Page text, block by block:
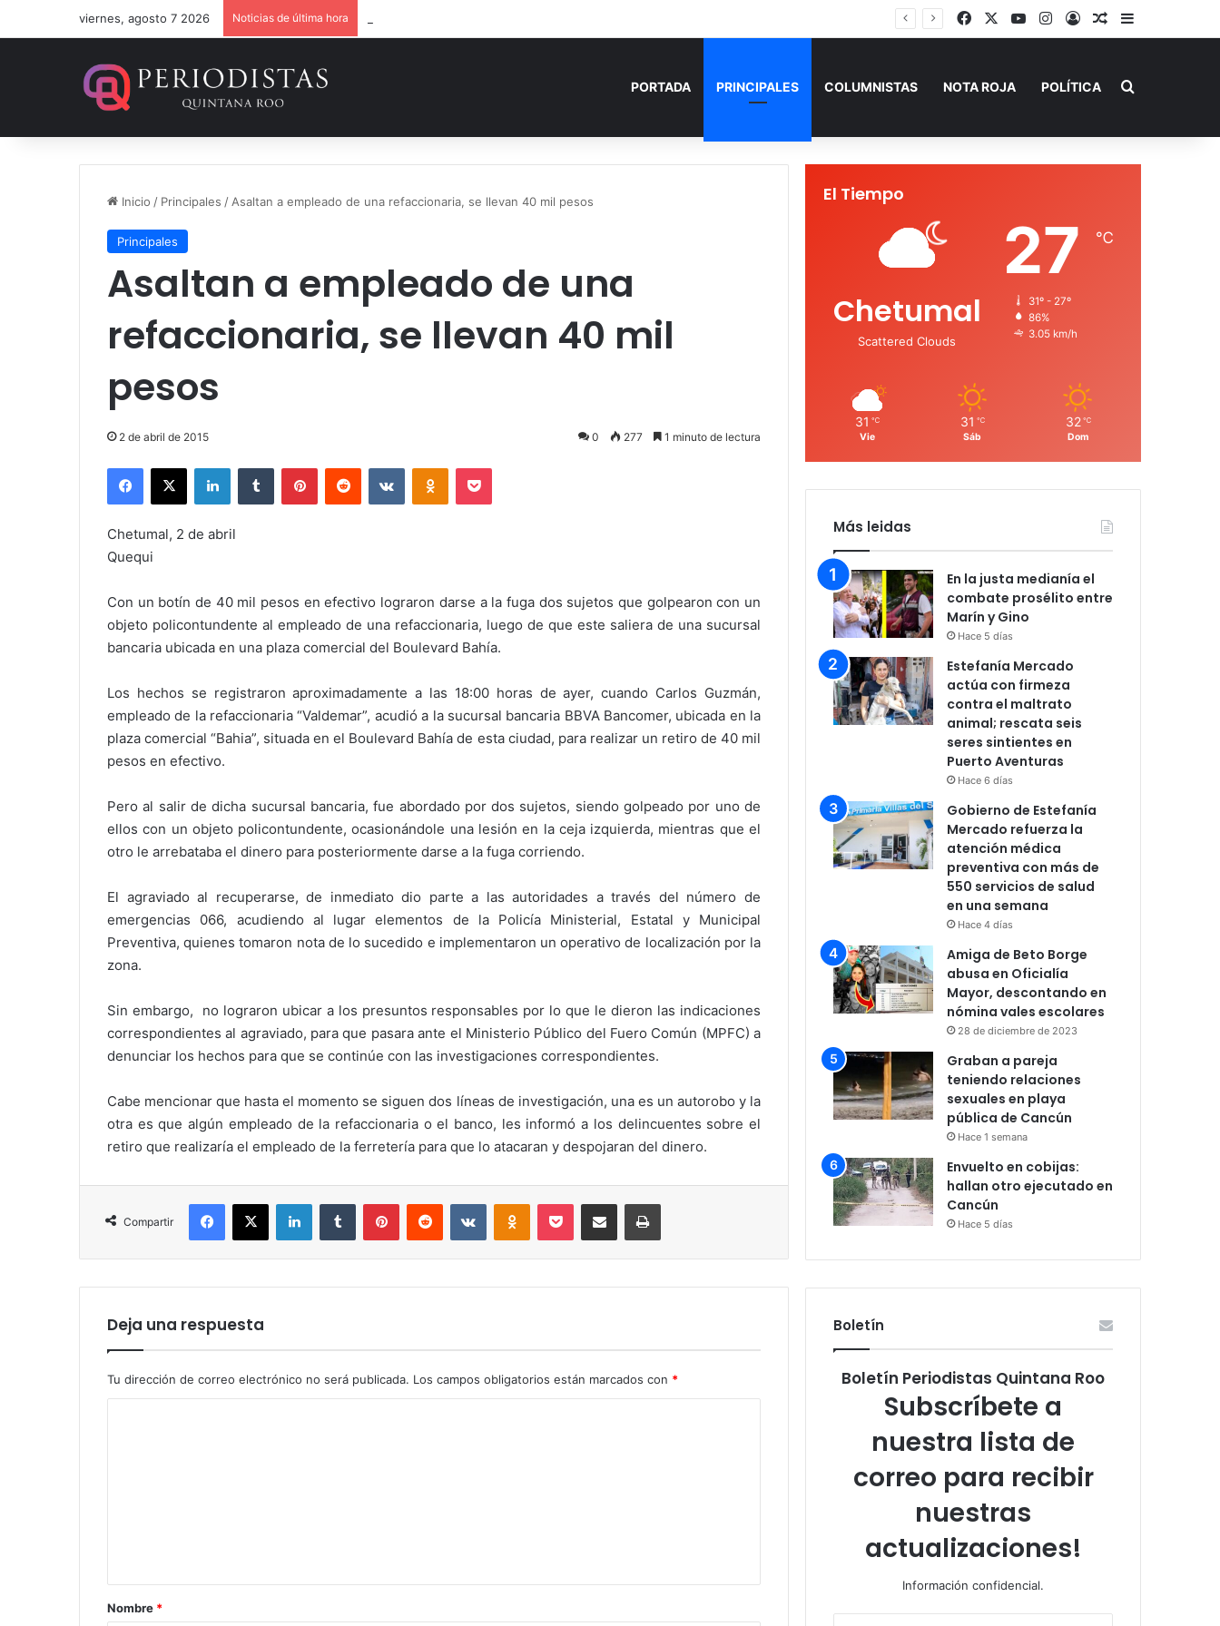
viernes, agosto 7 2026 Noticias de última hora FacebookYouTubeInstagram
AccesoPublicación al
Barra lateral
PORTADA PRINCIPALES COLUMNISTAS NOTA ROJA POLÍTICA Buscar por
Inicio / Principales / Asaltan a empleado de una refaccionaria, se llevan 40 mil pesos
Principales
Asaltan a empleado de una
refaccionaria, se llevan 40 mil
pesos
2 de abril de 2015 0 277 1 minuto de lectura
Facebook
X LinkedInTumblr PinterestReddit VKontakteOdnoklassniki
Pocket
Chetumal, 2 de abril
Quequi
Con un botín de 40 mil pesos en efectivo lograron darse a la fuga dos sujetos que golpearon con un
objeto policontundente al empleado de una refaccionaria, luego de que este saliera de una sucursal
bancaria ubicada en una plaza comercial del Boulevard Bahía.
Los hechos se registraron aproximadamente a las 18:00 horas de ayer, cuando Carlos Guzmán,
empleado de la refaccionaria “Valdemar”, acudió a la sucursal bancaria BBVA Bancomer, ubicada en la
plaza comercial “Bahia”, situada en el Boulevard Bahía de esta ciudad, para realizar un retiro de 40 mil
pesos en efectivo.
Pero al salir de dicha sucursal bancaria, fue abordado por dos sujetos, siendo golpeado por uno de
ellos con un objeto policontundente, ocasionándole una lesión en la ceja izquierda, mientras que el
otro le arrebataba el dinero para posteriormente darse a la fuga corriendo.
El agraviado al recuperarse, de inmediato dio parte a las autoridades a través del número de
emergencias 066, acudiendo al lugar elementos de la Policía Ministerial, Estatal y Municipal
Preventiva, quienes tomaron nota de lo sucedido e implementaron un operativo de localización por la
zona.
Sin embargo, no lograron ubicar a los presuntos responsables por lo que le dieron las indicaciones
correspondientes al agraviado, para que pasara ante el Ministerio Público del Fuero Común (MPFC) a
denunciar los hechos para que se continúe con las investigaciones correspondientes.
Cabe mencionar que hasta el momento se siguen dos líneas de investigación, una es un autorobo y la
otra es que algún empleado de la refaccionaria o el banco, les informó a los delincuentes sobre el
retiro que realizaría el empleado de la ferretería para que lo atacaran y despojaran del dinero.
Compartir
Facebook
X LinkedInTumblr PinterestReddit VKontakteOdnoklassniki
Pocket Compartir por correo electrónicoImprimir
Deja una respuesta
Tu dirección de correo electrónico no será publicada. Los campos obligatorios están marcados con *
rNombre *
El Tiempo
Chetumal
Scattered Clouds
27 ℃
31º - 27º
86%
3.05 km/h
31 ℃
Vie
31 ℃
Sáb
32 ℃
Dom
Más leidas
En la justa medianía el
combate prosélito entre
Marín y Gino
Hace 5 días
Estefanía Mercado
actúa con firmeza
contra el maltrato
animal; rescata seis
seres sintientes en
Puerto Aventuras
Hace 6 días
Gobierno de Estefanía
Mercado refuerza la
atención médica
preventiva con más de
550 servicios de salud
en una semana
Hace 4 días
Amiga de Beto Borge
abusa en Oficialía
Mayor, descontando en
nómina vales escolares
28 de diciembre de 2023
Graban a pareja
teniendo relaciones
sexuales en playa
pública de Cancún
Hace 1 semana
Envuelto en cobijas:
hallan otro ejecutado en
Cancún
Hace 5 días
Boletín
Boletín Periodistas Quintana Roo
Subscríbete a
nuestra lista de
correo para recibir
nuestras
actualizaciones!
Información confidencial.